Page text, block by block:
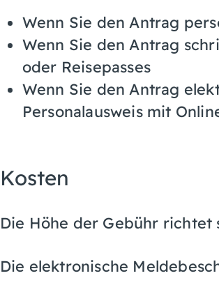
Wenn Sie den Antrag
Wenn Sie den Antrag
oder Reisepasses
Wenn Sie den Antrag
Personalausweis mit
Kosten
Die Höhe der Gebühr richtet
Die elektronische